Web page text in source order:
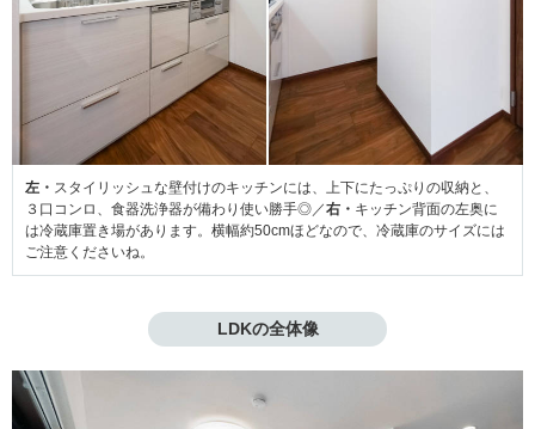
左・ スタイリッシュな壁付けのキッチンには、上下にたっぷりの収納と、
３口コンロ、食器洗浄器が備わり使い勝手◎／右・ キッチン背面の左奥に
は冷蔵庫置き場があります。横幅約50cmほどなので、冷蔵庫のサイズには
ご注意くださいね。
LDKの全体像